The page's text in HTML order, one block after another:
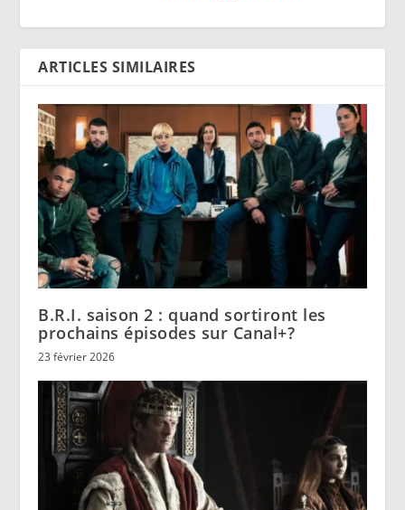
ARTICLES SIMILAIRES
B.R.I. saison 2 : quand sortiront les
prochains épisodes sur Canal+?
23 février 2026